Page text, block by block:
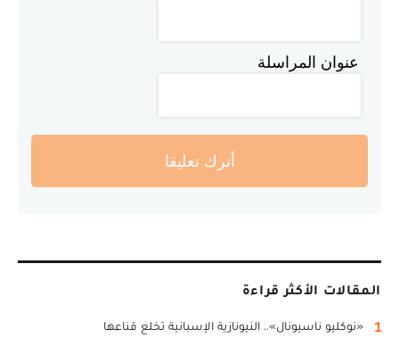
عنوان المراسلة
أترك تعليقا
المقالات الأكثر قراءة
1 «نوكليو ناسيونال».. النيونازية الإسبانية تخلع قناعها